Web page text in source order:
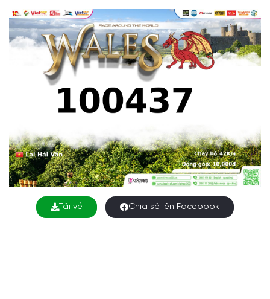
Tải về Chia sẻ lên Facebook